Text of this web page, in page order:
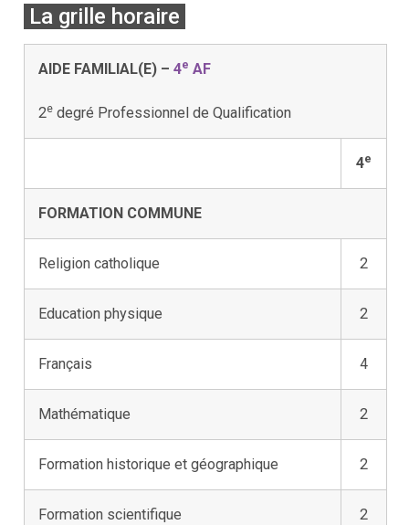
La grille horaire
AIDE FAMILIAL(E) – 4e AF
2e degré Professionnel de Qualification
4e
FORMATION COMMUNE
Religion catholique 2
Education physique 2
Français 4
Mathématique 2
Formation historique et géographique 2
Formation scientifique 2